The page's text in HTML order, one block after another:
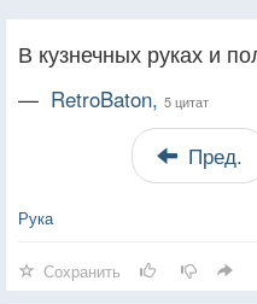
В кузнечных руках и
— RetroBaton, 5 цитат
Пред.
Рука
Сохранить